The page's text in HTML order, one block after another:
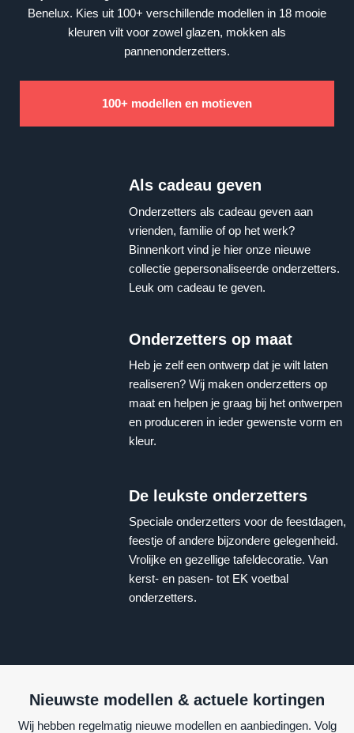
Benelux. Kies uit 100+ verschillende modellen in 18 mooie
kleuren vilt voor zowel glazen, mokken als
pannenonderzetters.
100+ modellen en motieven
Als cadeau geven
Onderzetters als cadeau geven aan
vrienden, familie of op het werk?
Binnenkort vind je hier onze nieuwe
collectie gepersonaliseerde onderzetters.
Leuk om cadeau te geven.
Onderzetters op maat
Heb je zelf een ontwerp dat je wilt laten
realiseren? Wij maken onderzetters op
maat en helpen je graag bij het ontwerpen
en produceren in ieder gewenste vorm en
kleur.
De leukste onderzetters
Speciale onderzetters voor de feestdagen,
feestje of andere bijzondere gelegenheid.
Vrolijke en gezellige tafeldecoratie. Van
kerst- en pasen- tot EK voetbal
onderzetters.
Nieuwste modellen & actuele kortingen
Wij hebben regelmatig nieuwe modellen en aanbiedingen. Volg